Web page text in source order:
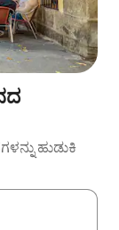
ಹುಡುಕಿ
ಕೀಲಿಗಳೊಂದಿಗೆ